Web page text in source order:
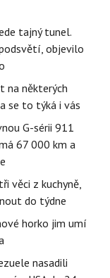
tajný tunel.
objevilo
na některých
se to týká i vás
G-sérii 911
67 000 km a
věci z kuchyně,
do týdne
horko jim umí
nasadili